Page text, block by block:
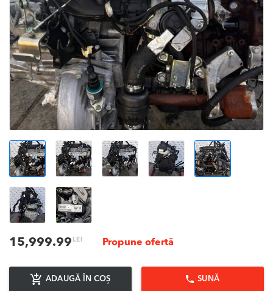
15,999.99 LEI Propune ofertă
ADAUGĂ ÎN COȘ SUNĂ